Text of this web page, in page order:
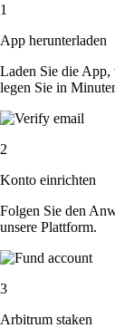
1
App herunterladen
Laden Sie die App,
legen Sie in
2
Konto einrichten
Folgen Sie den
unsere Plattform.
3
Arbitrum staken